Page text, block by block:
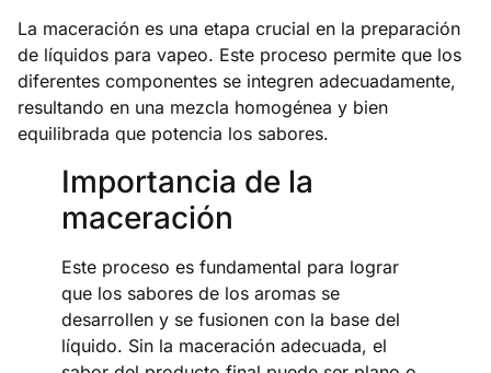
La maceración es una etapa crucial en la preparación
de líquidos para vapeo. Este proceso permite que los
diferentes componentes se integren adecuadamente,
resultando en una mezcla homogénea y bien
equilibrada que potencia los sabores.
Importancia de la
maceración
Este proceso es fundamental para lograr
que los sabores de los aromas se
desarrollen y se fusionen con la base del
líquido. Sin la maceración adecuada, el